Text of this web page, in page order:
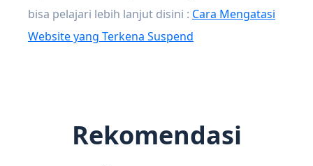
bisa pelajari lebih lanjut disini : Cara Mengatasi
Website yang Terkena Suspend
Rekomendasi